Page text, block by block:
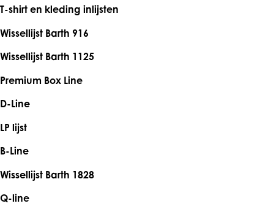
T-shirt en kleding inlijsten
Wissellijst Barth 916
Wissellijst Barth 1125
Premium Box Line
D-Line
LP lijst
B-Line
Wissellijst Barth 1828
Q-line